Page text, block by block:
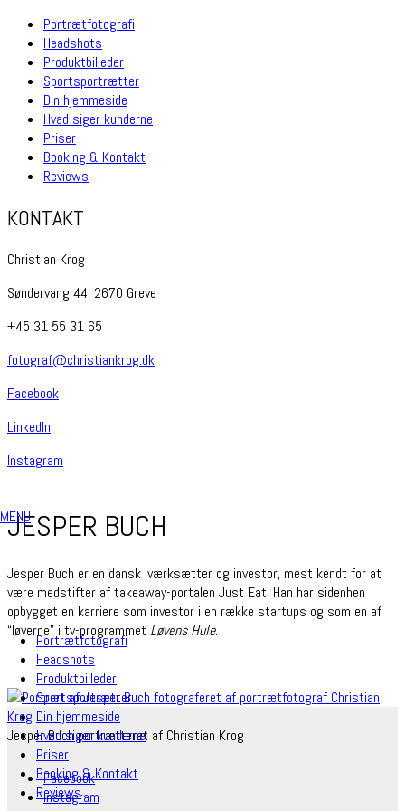
Portrætfotografi
Headshots
Produktbilleder
Sportsportrætter
Din hjemmeside
Hvad siger kunderne
Priser
Booking & Kontakt
Reviews
KONTAKT
Christian Krog
Søndervang 44, 2670 Greve
+45 31 55 31 65
fotograf@christiankrog.dk
Facebook
Linkedln
Instagram
MENU
Portrætfotografi
Headshots
Produktbilleder
Sportsportrætter
Din hjemmeside
Hvad siger kunderne
Priser
Booking & Kontakt
Reviews
JESPER BUCH
Jesper Buch er en dansk iværksætter og investor, mest kendt for at
være medstifter af takeaway-portalen Just Eat. Han har sidenhen
opbygget en karriere som investor i en række startups og som en af
“løverne” i tv-programmet Løvens Hule.
Jesper Buch portrætteret af Christian Krog
Facebook
Instagram